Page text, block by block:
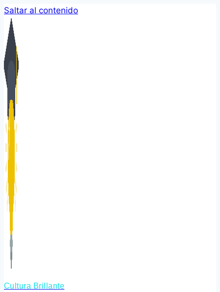
Saltar al contenido
Cultura Brillante